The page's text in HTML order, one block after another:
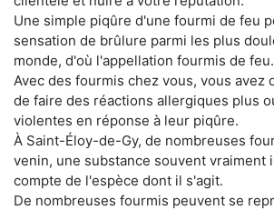
Une simple piqûre d'une fourmi de feu
sensation de brûlure parmi les plus
monde, d'où l'appellation fourmis de feu.
Avec des fourmis chez vous, vous avez
de faire des réactions allergiques plus
violentes en réponse à leur piqûre.
À Saint-Éloy-de-Gy, de nombreuses
venin, une substance souvent vraiment
compte de l'espèce dont il s'agit.
De nombreuses fourmis peuvent se